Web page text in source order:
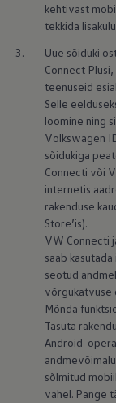
kehtivast
tekkida
3.
Uue sõiduki
Connect
teenuseid
Selle
loomine ning
Volkswagen
sõidukiga
Connecti või
internetis
rakenduse
Store’is).
VW Connecti
saab
seotud
võrgukatvuse
Mõnda
Tasuta
Android-
sõlmitud
vahel. Pange